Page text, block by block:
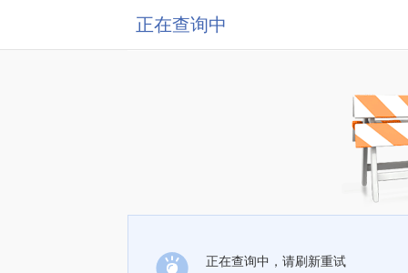
正在查询中
正在查询中，请刷新重试